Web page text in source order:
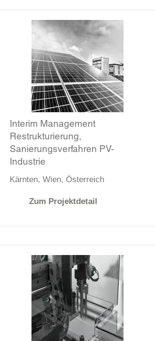
Interim Management
Restrukturierung,
Sanierungsverfahren PV-
Industrie
Kärnten, Wien, Österreich
Zum Projektdetail